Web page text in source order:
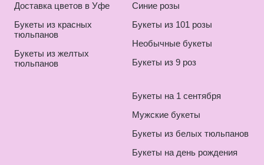
Доставка цветов в Уфе
Букеты из красных
тюльпанов
Букеты из желтых
тюльпанов
Синие розы
Букеты из 101 розы
Необычные букеты
Букеты из 9 роз
Букеты на 1 сентября
Мужские букеты
Букеты из белых тюльпанов
Букеты на день рождения